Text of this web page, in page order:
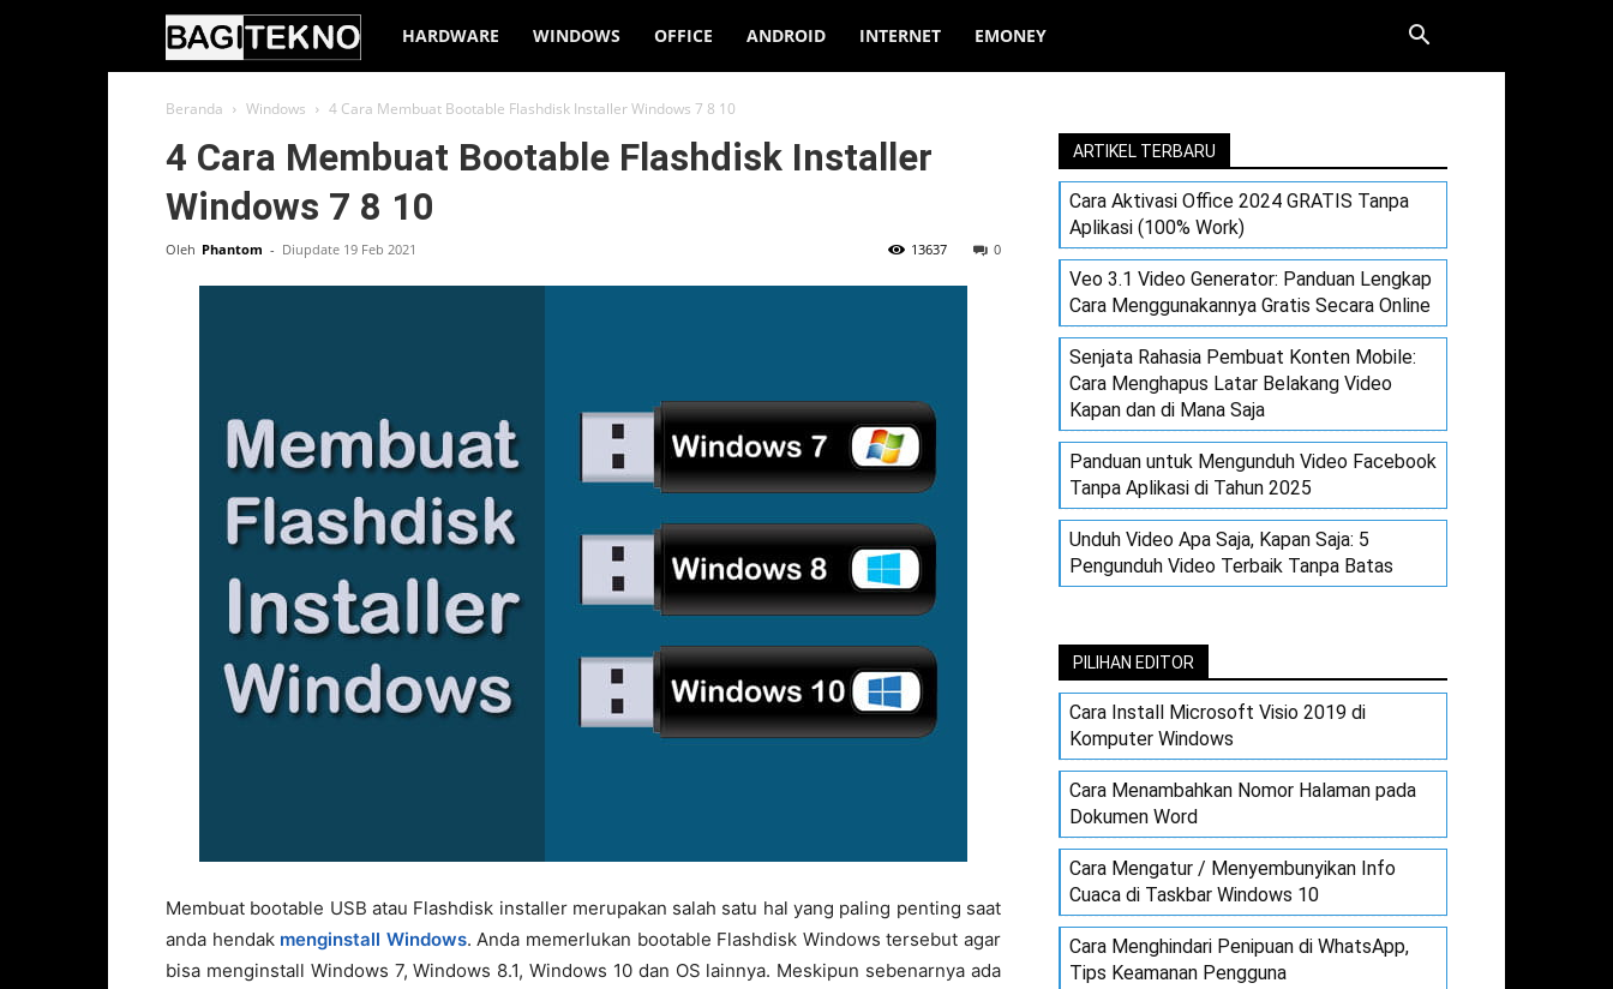
BagiTekno
HARDWARE WINDOWS OFFICE ANDROID INTERNET EMONEY
Beranda Windows 4 Cara Membuat Bootable Flashdisk Installer Windows 7 8 10
4 Cara Membuat Bootable Flashdisk Installer
Windows 7 8 10
Oleh Phantom - Diupdate 19 Feb 2021 0
13637
Membuat bootable USB atau Flashdisk installer merupakan salah satu hal yang paling penting saat
anda hendak menginstall Windows. Anda memerlukan bootable Flashdisk Windows tersebut agar
bisa menginstall Windows 7, Windows 8.1, Windows 10 dan OS lainnya. Meskipun sebenarnya ada
ARTIKEL TERBARU
Cara Aktivasi Office 2024 GRATIS Tanpa
Aplikasi (100% Work)
Veo 3.1 Video Generator: Panduan Lengkap
Cara Menggunakannya Gratis Secara Online
Senjata Rahasia Pembuat Konten Mobile:
Cara Menghapus Latar Belakang Video
Kapan dan di Mana Saja
Panduan untuk Mengunduh Video Facebook
Tanpa Aplikasi di Tahun 2025
Unduh Video Apa Saja, Kapan Saja: 5
Pengunduh Video Terbaik Tanpa Batas
PILIHAN EDITOR
Cara Install Microsoft Visio 2019 di
Komputer Windows
Cara Menambahkan Nomor Halaman pada
Dokumen Word
Cara Mengatur / Menyembunyikan Info
Cuaca di Taskbar Windows 10
Cara Menghindari Penipuan di WhatsApp,
Tips Keamanan Pengguna